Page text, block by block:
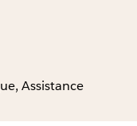
Assistance